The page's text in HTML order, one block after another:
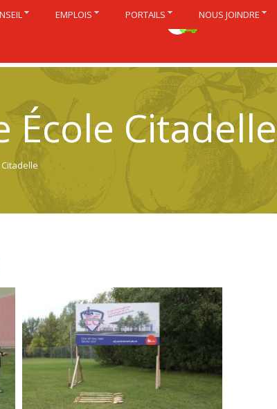
Citadelle
English
EMPLOIS PORTAILS NOUS JOINDRE